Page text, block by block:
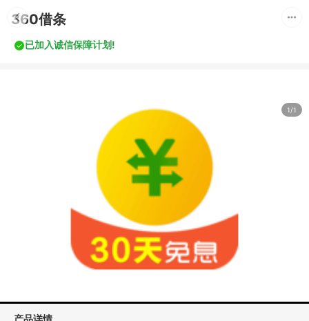
360借条
已加入诚信保障计划!
1/1
产品详情